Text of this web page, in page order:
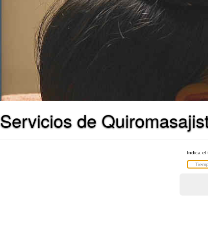
Servicios de
Indica el